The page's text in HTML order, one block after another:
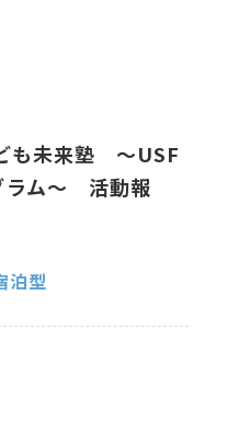
も未来塾 ～USF
ラム～ 活動報
泊型